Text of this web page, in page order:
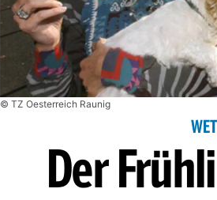
© TZ Oesterreich Raunig
Der